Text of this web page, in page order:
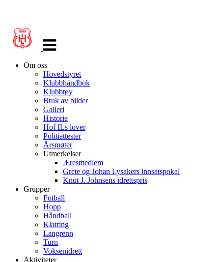
navigasjon
Om oss
Hovedstyret
Klubbhåndbok
Klubbtøy
Bruk av bilder
Galleri
Historie
Hof ILs lover
Politiattester
Årsmøter
Utmerkelser
Æresmedlem
Grete og Johan Lysakers innsatspokal
Knut J. Johnsens idrettspris
Grupper
Fotball
Hopp
Håndball
Klatring
Langrenn
Turn
Voksenidrett
Aktiviteter